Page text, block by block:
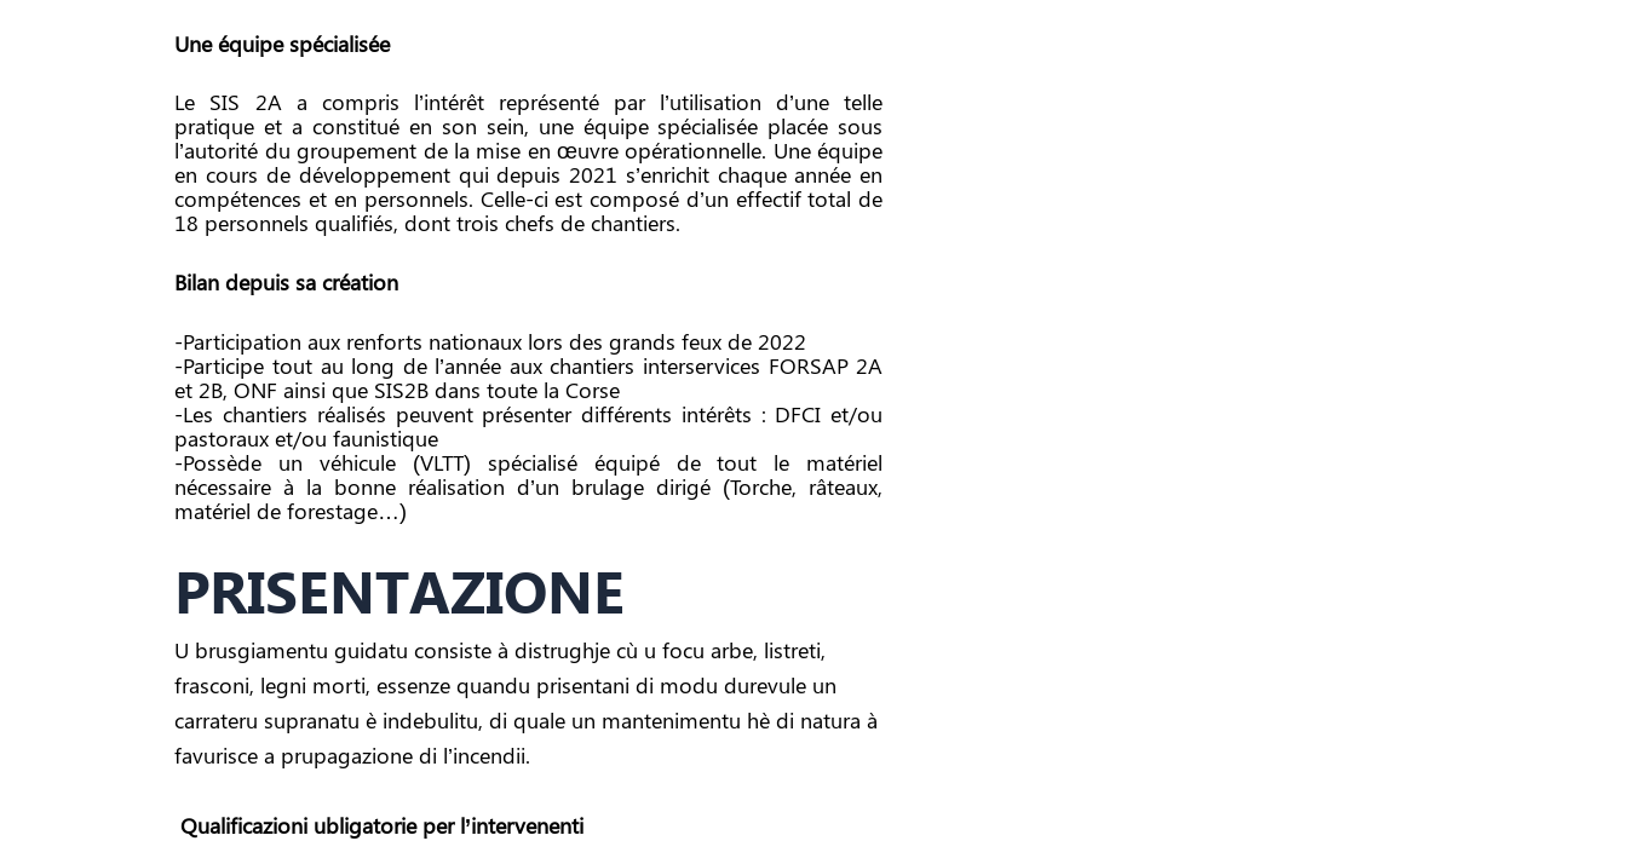
Une équipe spécialisée
Le SIS 2A a compris l’intérêt représenté par l’utilisation d’une telle
pratique et a constitué en son sein, une équipe spécialisée placée sous
l’autorité du groupement de la mise en œuvre opérationnelle. Une équipe
en cours de développement qui depuis 2021 s’enrichit chaque année en
compétences et en personnels. Celle-ci est composé d’un effectif total de
18 personnels qualifiés, dont trois chefs de chantiers.
Bilan depuis sa création
-Participation aux renforts nationaux lors des grands feux de 2022
-Participe tout au long de l’année aux chantiers interservices FORSAP 2A
et 2B, ONF ainsi que SIS2B dans toute la Corse
-Les chantiers réalisés peuvent présenter différents intérêts : DFCI et/ou
pastoraux et/ou faunistique
-Possède un véhicule (VLTT) spécialisé équipé de tout le matériel
nécessaire à la bonne réalisation d’un brulage dirigé (Torche, râteaux,
matériel de forestage…)
PRISENTAZIONE
U brusgiamentu guidatu consiste à distrughje cù u focu arbe, listreti,
frasconi, legni morti, essenze quandu prisentani di modu durevule un
carrateru supranatu è indebulitu, di quale un mantenimentu hè di natura à
favurisce a prupagazione di l’incendii.
Qualificazioni ubligatorie per l’intervenenti